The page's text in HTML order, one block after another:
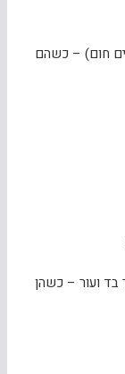
חום) – כשהם
בד ועור – כשהן